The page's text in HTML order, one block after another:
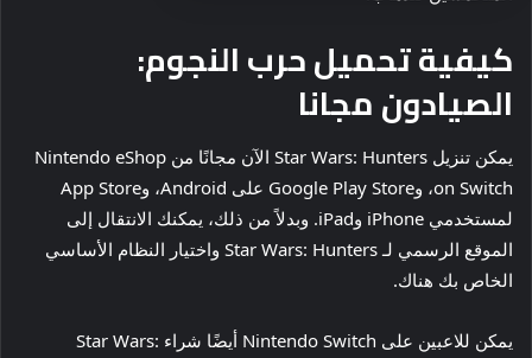
كيفية تحميل حرب النجوم:
الصيادون مجانا
يمكن تنزيل Star Wars: Hunters الآن مجانًا من Nintendo eShop
on Switch، وGoogle Play Store على Android، وApp Store
لمستخدمي iPhone وiPad. وبدلاً من ذلك، يمكنك الانتقال إلى
الموقع الرسمي لـ Star Wars: Hunters واختيار النظام الأساسي
الخاص بك هناك.
يمكن للاعبين على Nintendo Switch أيضًا شراء Star Wars: